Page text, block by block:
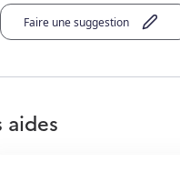
Faire une suggestion
aides